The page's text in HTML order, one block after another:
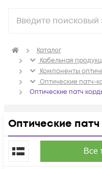
Каталог
Кабельная
Компоненты
Оптические патч-
Оптические патч
Оптические патч
Все
По популярности